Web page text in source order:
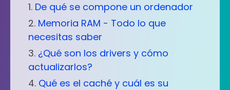
De qué se compone un ordenador
Memoria RAM - Todo lo que
necesitas saber
¿Qué son los drivers y cómo
actualizarlos?
Qué es el caché y cuál es su